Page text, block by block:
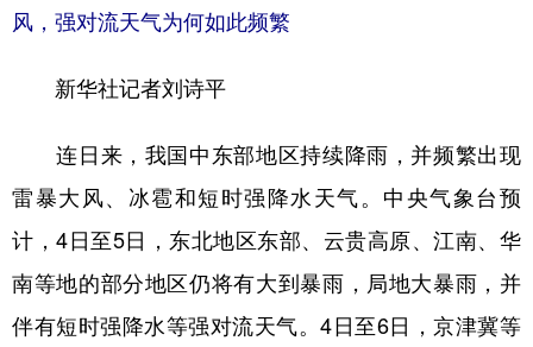
文化 书画
访谈 视频
食品 人居 信息化 数字经济
学术中国 乡村振兴 银龄 溯源中国
城市 旅游 能源 会展
彩票 娱乐 时尚 悦读
风，强对流天气为何如此频繁
新华社记者刘诗平
连日来，我国中东部地区持续降雨，并频繁出现
雷暴大风、冰雹和短时强降水天气。中央气象台预
计，4日至5日，东北地区东部、云贵高原、江南、华
南等地的部分地区仍将有大到暴雨，局地大暴雨，并
伴有短时强降水等强对流天气。4日至6日，京津冀等